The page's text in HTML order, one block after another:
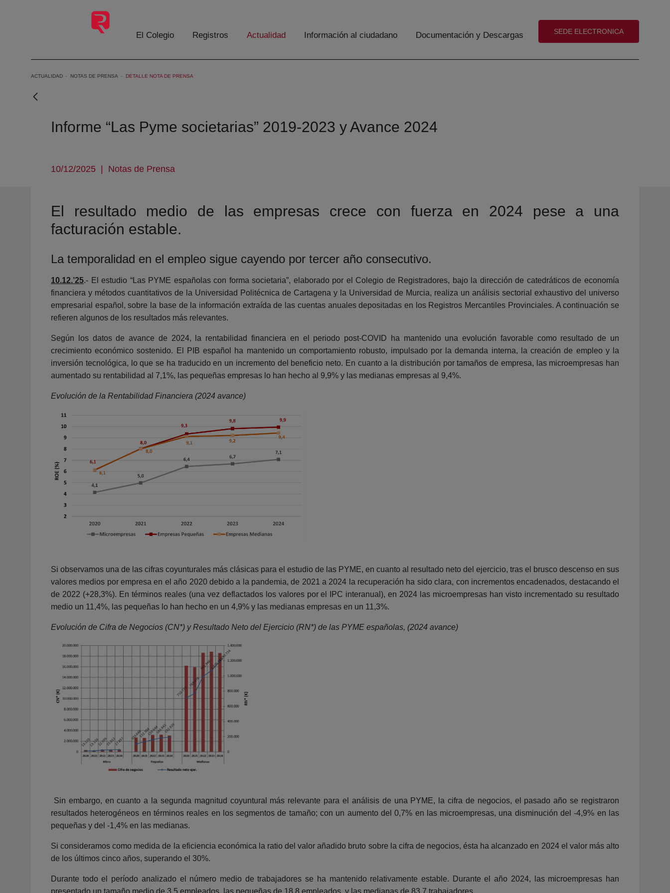
El Colegio Registros Actualidad Información al ciudadano Documentación y Descargas (abre en nueva ventana)
SEDE ELECTRONICA
ACTUALIDAD NOTAS DE PRENSA DETALLE NOTA DE PRENSA
Informe “Las Pyme societarias” 2019-2023 y Avance 2024
10/12/2025 | Notas de Prensa
El resultado medio de las empresas crece con fuerza en 2024 pese a una
facturación estable.
La temporalidad en el empleo sigue cayendo por tercer año consecutivo.
10.12.’25.- El estudio “Las PYME españolas con forma societaria”, elaborado por el Colegio de Registradores, bajo la dirección de catedráticos de economía
financiera y métodos cuantitativos de la Universidad Politécnica de Cartagena y la Universidad de Murcia, realiza un análisis sectorial exhaustivo del universo
empresarial español, sobre la base de la información extraída de las cuentas anuales depositadas en los Registros Mercantiles Provinciales. A continuación se
refieren algunos de los resultados más relevantes.
Según los datos de avance de 2024, la rentabilidad financiera en el periodo post-COVID ha mantenido una evolución favorable como resultado de un
crecimiento económico sostenido. El PIB español ha mantenido un comportamiento robusto, impulsado por la demanda interna, la creación de empleo y la
inversión tecnológica, lo que se ha traducido en un incremento del beneficio neto. En cuanto a la distribución por tamaños de empresa, las microempresas han
aumentado su rentabilidad al 7,1%, las pequeñas empresas lo han hecho al 9,9% y las medianas empresas al 9,4%.
Evolución de la Rentabilidad Financiera (2024 avance)
Si observamos una de las cifras coyunturales más clásicas para el estudio de las PYME, en cuanto al resultado neto del ejercicio, tras el brusco descenso en sus
valores medios por empresa en el año 2020 debido a la pandemia, de 2021 a 2024 la recuperación ha sido clara, con incrementos encadenados, destacando el
de 2022 (+28,3%). En términos reales (una vez deflactados los valores por el IPC interanual), en 2024 las microempresas han visto incrementado su resultado
medio un 11,4%, las pequeñas lo han hecho en un 4,9% y las medianas empresas en un 11,3%.
Evolución de Cifra de Negocios (CN*) y Resultado Neto del Ejercicio (RN*) de las PYME españolas, (2024 avance)
Sin embargo, en cuanto a la segunda magnitud coyuntural más relevante para el análisis de una PYME, la cifra de negocios, el pasado año se registraron
resultados heterogéneos en términos reales en los segmentos de tamaño; con un aumento del 0,7% en las microempresas, una disminución del -4,9% en las
pequeñas y del -1,4% en las medianas.
Si consideramos como medida de la eficiencia económica la ratio del valor añadido bruto sobre la cifra de negocios, ésta ha alcanzado en 2024 el valor más alto
de los últimos cinco años, superando el 30%.
Durante todo el período analizado el número medio de trabajadores se ha mantenido relativamente estable. Durante el año 2024, las microempresas han
presentado un tamaño medio de 3,5 empleados, las pequeñas de 18,8 empleados, y las medianas de 83,7 trabajadores.